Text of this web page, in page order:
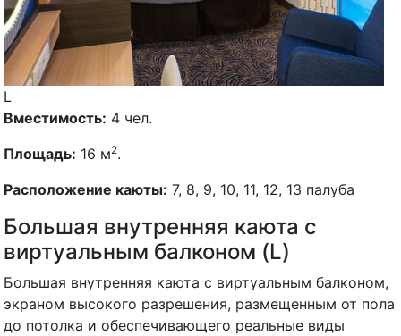
L
Вместимость: 4 чел.
Площадь: 16 м2.
Расположение каюты: 7, 8, 9, 10, 11, 12, 13 палуба
Большая внутренняя каюта с
виртуальным балконом (L)
Большая внутренняя каюта с виртуальным балконом,
экраном высокого разрешения, размещенным от пола
до потолка и обеспечивающего реальные виды